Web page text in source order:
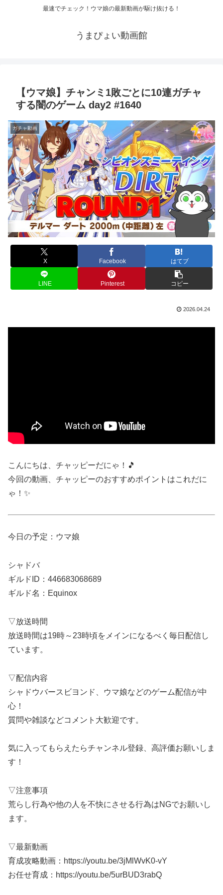
最速でチェック！ウマ娘の最新動画が駆け抜ける！
うまぴょい動画館
【ウマ娘】チャンミ1敗ごとに10連ガチャ
する闇のゲーム day2 #1640
ガチャ動画
X Facebook はてブ
LINE Pinterest コピー
2026.04.24
こんにちは、チャッピーだにゃ！🎵
今回の動画、チャッピーのおすすめポイントはこれだに
ゃ！✨
今日の予定：ウマ娘
シャドバ
ギルドID：446683068689
ギルド名：Equinox
▽放送時間
放送時間は19時～23時頃をメインになるべく毎日配信し
ています。
▽配信内容
シャドウバースビヨンド、ウマ娘などのゲーム配信が中
心！
質問や雑談などコメント大歓迎です。
気に入ってもらえたらチャンネル登録、高評価お願いしま
す！
▽注意事項
荒らし行為や他の人を不快にさせる行為はNGでお願いし
ます。
▽最新動画
育成攻略動画：https://youtu.be/3jMlWvK0-vY
お任せ育成：https://youtu.be/5urBUD3rabQ